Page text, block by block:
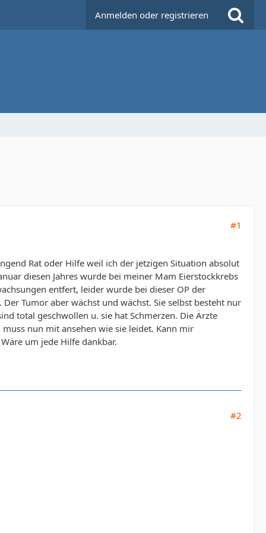
Anmelden oder registrieren
#1
Rat oder Hilfe weil ich der jetzigen Situation absolut
diesen Jahres wurde bei meiner Mam Eierstockkrebs
entfert, leider wurde bei dieser OP der
Tumor aber wächst und wächst. Sie selbst besteht nur
total geschwollen u. sie hat Schmerzen. Die Ärzte
nun mit ansehen wie sie leidet. Kann mir
um jede Hilfe dankbar.
#2